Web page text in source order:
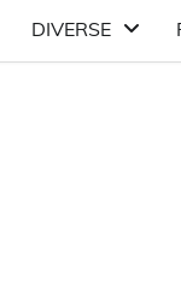
DIVERSE